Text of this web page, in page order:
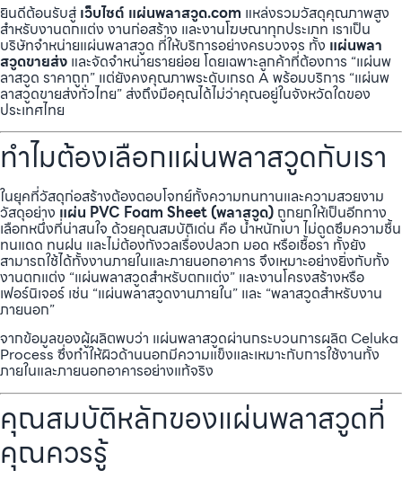
ยินดีต้อนรับสู่ เว็บไซต์ แผ่นพลาสวูด.com แหล่งรวมวัสดุคุณภาพสูง
สำหรับงานตกแต่ง งานก่อสร้าง และงานโฆษณาทุกประเภท เราเป็น
บริษัทจำหน่ายแผ่นพลาสวูด ที่ให้บริการอย่างครบวงจร ทั้ง แผ่นพลา
สวูดขายส่ง และจัดจำหน่ายรายย่อย โดยเฉพาะลูกค้าที่ต้องการ “แผ่นพ
ลาสวูด ราคาถูก” แต่ยังคงคุณภาพระดับเกรด A พร้อมบริการ “แผ่นพ
ลาสวูดขายส่งทั่วไทย” ส่งถึงมือคุณได้ไม่ว่าคุณอยู่ในจังหวัดใดของ
ประเทศไทย
ทำไมต้องเลือกแผ่นพลาสวูดกับเรา
ในยุคที่วัสดุก่อสร้างต้องตอบโจทย์ทั้งความทนทานและความสวยงาม
วัสดุอย่าง แผ่น PVC Foam Sheet (พลาสวูด) ถูกยกให้เป็นอีกทาง
เลือกหนึ่งที่น่าสนใจ ด้วยคุณสมบัติเด่น คือ น้ำหนักเบา ไม่ดูดซึมความชื้น
ทนแดด ทนฝน และไม่ต้องกังวลเรื่องปลวก มอด หรือเชื้อรา ทั้งยัง
สามารถใช้ได้ทั้งงานภายในและภายนอกอาคาร จึงเหมาะอย่างยิ่งกับทั้ง
งานตกแต่ง “แผ่นพลาสวูดสำหรับตกแต่ง” และงานโครงสร้างหรือ
เฟอร์นิเจอร์ เช่น “แผ่นพลาสวูดงานภายใน” และ “พลาสวูดสำหรับงาน
ภายนอก”
จากข้อมูลของผู้ผลิตพบว่า แผ่นพลาสวูดผ่านกระบวนการผลิต Celuka
Process ซึ่งทำให้ผิวด้านนอกมีความแข็งและเหมาะกับการใช้งานทั้ง
ภายในและภายนอกอาคารอย่างแท้จริง
คุณสมบัติหลักของแผ่นพลาสวูดที่
คุณควรรู้